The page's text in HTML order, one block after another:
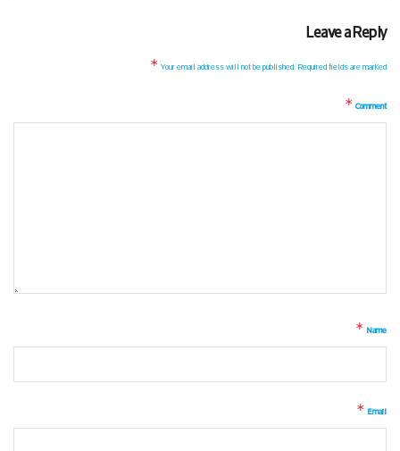
Leave a Reply
Your email address will not be published.Required fields are marked
*
Comment
*
Name
*
Email
*